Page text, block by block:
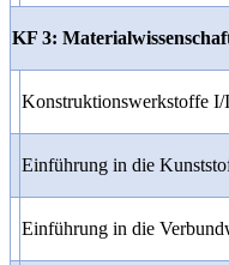
KF 3:
Konstruktionswerkstoffe
Einführung in die
Einführung in die